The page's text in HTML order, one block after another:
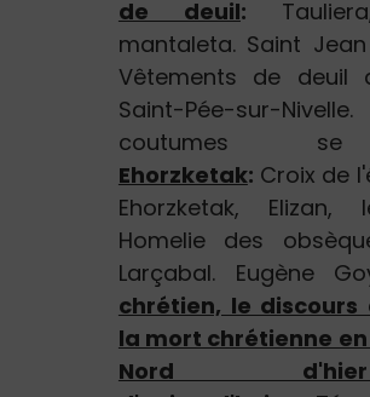
de deuil:
mantaleta. Saint
Vêtements de deuil
Saint-Pée-sur-
coutumes se
Ehorzketak: Croix de
Ehorzketak, Elizan,
Homelie des
Larçabal. Eugène
chrétien, le discours
la mort chrétienne en
Nord